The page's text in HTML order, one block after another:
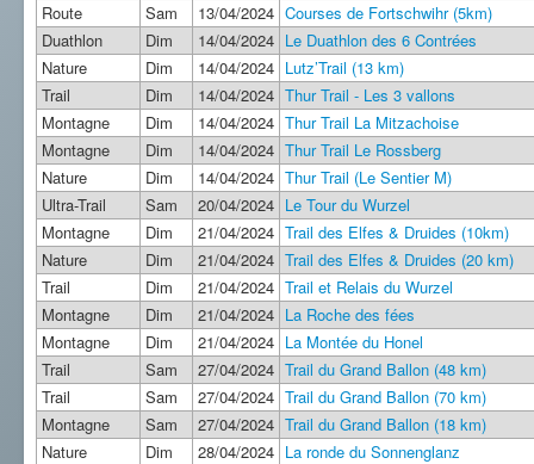
Route
Sam 13/04/2024 Courses de Fortschwihr (5km)
Duathlon
Dim 14/04/2024 Le Duathlon des 6 Contrées
Nature
Dim 14/04/2024 Lutz’Trail (13 km)
Trail
Dim 14/04/2024 Thur Trail - Les 3 vallons
Montagne
Dim 14/04/2024 Thur Trail La Mitzachoise
Montagne
Dim 14/04/2024 Thur Trail Le Rossberg
Nature
Dim 14/04/2024 Thur Trail (Le Sentier M)
Ultra-Trail
Sam 20/04/2024 Le Tour du Wurzel
Montagne
Dim 21/04/2024 Trail des Elfes & Druides (10km)
Nature
Dim 21/04/2024 Trail des Elfes & Druides (20 km)
Trail
Dim 21/04/2024 Trail et Relais du Wurzel
Montagne
Dim 21/04/2024 La Roche des fées
Montagne
Dim 21/04/2024 La Montée du Honel
Trail
Sam 27/04/2024 Trail du Grand Ballon (48 km)
Trail
Sam 27/04/2024 Trail du Grand Ballon (70 km)
Montagne
Sam 27/04/2024 Trail du Grand Ballon (18 km)
Nature
Dim 28/04/2024 La ronde du Sonnenglanz